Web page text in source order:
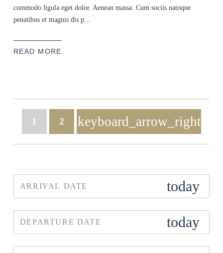
commodo ligula eget dolor. Aenean massa. Cum sociis natoque
penatibus et magnis dis p...
READ MORE
1 2 keyboard_arrow_right